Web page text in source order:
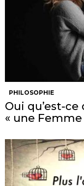
PHILOSOPHIE
Oui qu’est-ce
« une Femme